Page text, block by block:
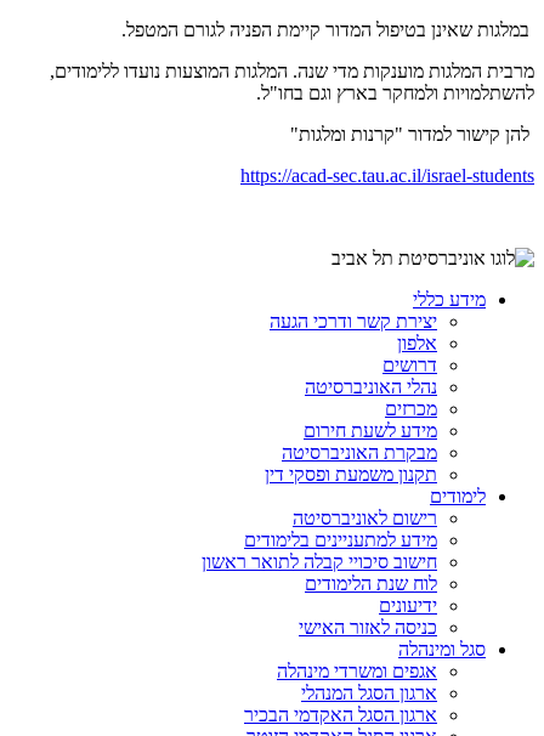
במלגות שאינן בטיפול המדור קיימת הפניה לגורם המטפל.
מרבית המלגות מוענקות מדי שנה. המלגות המוצעות נועדו ללימודים,
להשתלמויות ולמחקר בארץ וגם בחו"ל.
להן קישור למדור "קרנות ומלגות"
https://acad-sec.tau.ac.il/israel-students
מידע כללי
יצירת קשר ודרכי הגעה
אלפון
דרושים
נהלי האוניברסיטה
מכרזים
מידע לשעת חירום
מבקרת האוניברסיטה
תקנון משמעת ופסקי דין
לימודים
רישום לאוניברסיטה
מידע למתעניינים בלימודים
חישוב סיכויי קבלה לתואר ראשון
לוח שנת הלימודים
ידיעונים
כניסה לאזור האישי
סגל ומינהלה
אגפים ומשרדי מינהלה
ארגון הסגל המנהלי
ארגון הסגל האקדמי הבכיר